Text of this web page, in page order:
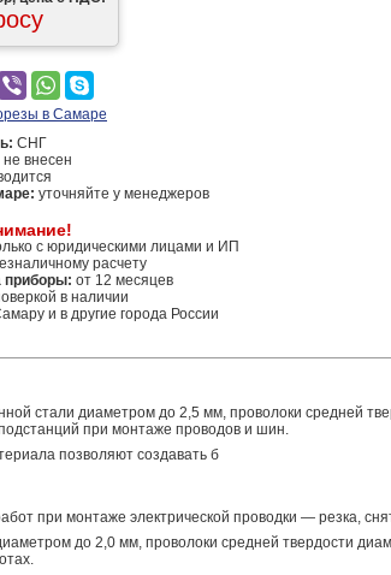
в Самаре
СНГ
не внесен
уточняйте у менеджеров
с юридическими лицами и ИП
расчету
приборы: от 12 месяцев
в наличии
и в другие города России
стали диаметром до 2,5 мм, проволоки средней
при монтаже проводов и шин.
позволяют создавать б
при монтаже электрической проводки — резка,
до 2,0 мм, проволоки средней твердости